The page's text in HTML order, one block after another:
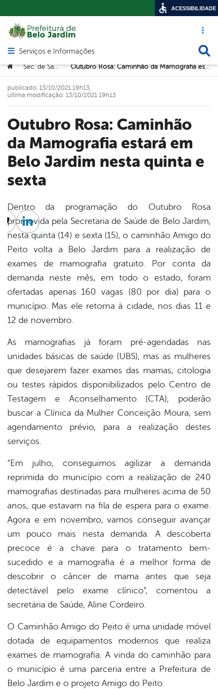
Acesso
Abrir menu principal de navegação
Serviços e Informações
Você está aqui:
> Sec. de Saúde > Outubro Rosa: Caminhão da Mamografia estará em Belo Jardim nesta quinta e sexta
Outubro Rosa: Caminhão
da Mamografia estará em
Belo Jardim nesta quinta e
sexta
publicado: 13/10/2021 19h13,
última modificação: 13/10/2021 19h13
Dentro da programação do Outubro Rosa
promovida pela Secretaria de Saúde de Belo Jardim,
nesta quinta (14) e sexta (15), o caminhão Amigo do
Peito volta a Belo Jardim para a realização de
exames de mamografia gratuito. Por conta da
demanda neste mês, em todo o estado, foram
ofertadas apenas 160 vagas (80 por dia) para o
município. Mas ele retorna à cidade, nos dias 11 e
12 de novembro.
As mamografias já foram pré-agendadas nas
unidades básicas de saúde (UBS), mas as mulheres
que desejarem fazer exames das mamas, citologia
ou testes rápidos disponibilizados pelo Centro de
Testagem e Aconselhamento (CTA), poderão
buscar a Clínica da Mulher Conceição Moura, sem
agendamento prévio, para a realização destes
serviços.
“Em julho, conseguimos agilizar a demanda
reprimida do município com a realização de 240
mamografias destinadas para mulheres acima de 50
anos, que estavam na fila de espera para o exame.
Agora e em novembro, vamos conseguir avançar
um pouco mais nesta demanda. A descoberta
precoce é a chave para o tratamento bem-
sucedido e a mamografia é a melhor forma de
descobrir o câncer de mama antes que seja
detectável pelo exame clínico”, comentou a
secretária de Saúde, Aline Cordeiro.
O Caminhão Amigo do Peito é uma unidade móvel
dotada de equipamentos modernos que realiza
exames de mamografia. A vinda do caminhão para
o município é uma parceria entre a Prefeitura de
Belo Jardim e o projeto Amigo do Peito.
Twitter
Linkedin
ACESSIBILIDADE